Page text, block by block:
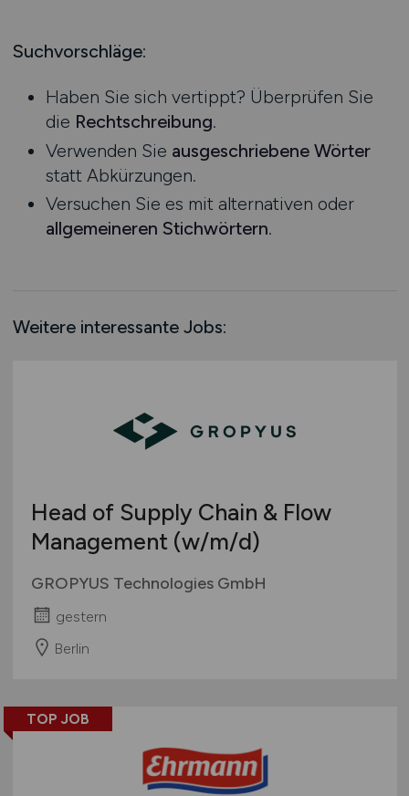
Schienen- / Straßen- / Luft- / Seefracht
Supply Chain Management
Vertrieb / Verkauf / Handel
Zoll / Behörden
Sonstige
Mecklenburg-Vorpommern
Nordrhein-Westfalen
Rheinland-Pfalz
Saarland
Sachsen
Sachsen-Anhalt
Schleswig-Holstein
Schweiz
Suchvorschläge:
Haben Sie sich vertippt? Überprüfen Sie
die Rechtschreibung.
Verwenden Sie ausgeschriebene Wörter
statt Abkürzungen.
Versuchen Sie es mit alternativen oder
allgemeineren Stichwörtern.
Weitere interessante Jobs:
Head of Supply Chain & Flow
Management (w/m/d)
GROPYUS Technologies GmbH
gestern
Berlin
TOP JOB